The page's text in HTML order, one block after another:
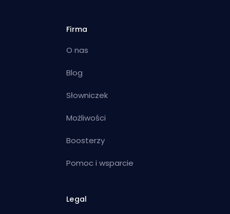
Firma
O nas
Blog
Słowniczek
Możliwości
Boosterzy
Pomoc i wsparcie
Legal